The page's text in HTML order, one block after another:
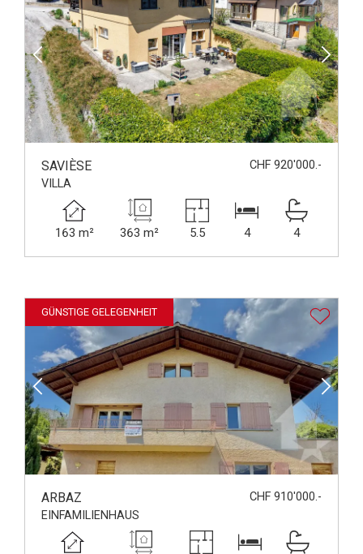
SAVIÈSE
CHF 920'000.-
VILLA
163 m² 363 m² 5.5 4 4
GÜNSTIGE GELEGENHEIT
ARBAZ
CHF 910'000.-
EINFAMILIENHAUS